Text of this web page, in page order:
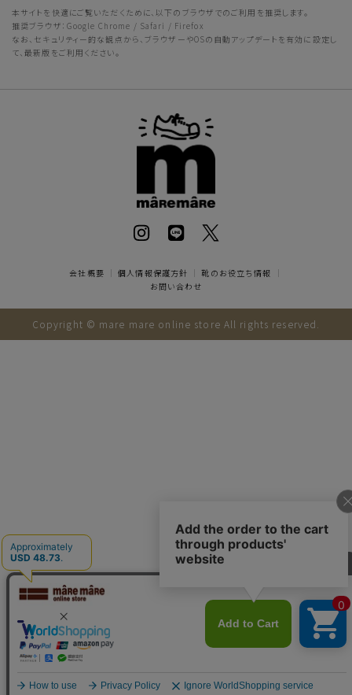
本サイトを快適にご覧いただくために、以下のブラウザでのご利用を推奨します。
推奨ブラウザ：Google Chrome / Safari / Firefox
なお、セキュリティー的な観点から、ブラウザーやOSの自動アップデートを有効に設定し
て、最新版をご利用ください。
会社概要 ｜個人情報保護方針 ｜靴のお役立ち情報
｜
お問い合わせ
Copyright © mare mare online store All rights reserved.